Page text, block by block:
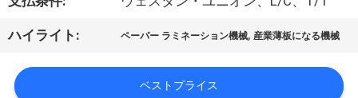
達
に
つ
ハイライト: ペーパー ラミネーション機械,産業薄板になる機械
ベストプライス